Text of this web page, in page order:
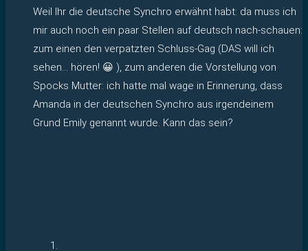
Weil Ihr die deutsche Synchro erwähnt habt: da muss ich
mir auch noch ein paar Stellen auf deutsch nach-schauen:
zum einen den verpatzten Schluss-Gag (DAS will ich
sehen… hören! 😀 ), zum anderen die Vorstellung von
Spocks Mutter: ich hatte mal wage in Erinnerung, dass
Amanda in der deutschen Synchro aus irgendeinem
Grund Emily genannt wurde. Kann das sein?